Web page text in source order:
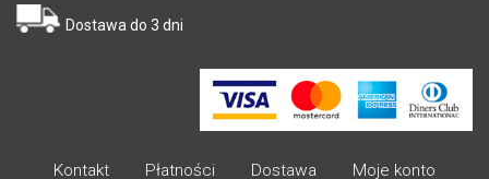
Dostawa do 3 dni
Kontakt Płatności Dostawa Moje konto